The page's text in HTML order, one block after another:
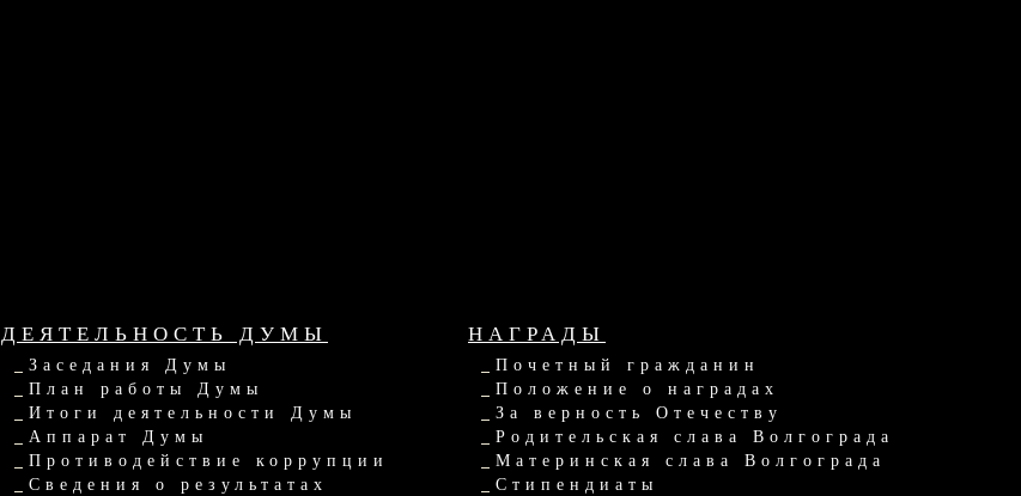
ДЕЯТЕЛЬНОСТЬ ДУМЫ
Заседания Думы
План работы Думы
Итоги деятельности Думы
Аппарат Думы
Противодействие коррупции
Сведения о результатах
НАГРАДЫ
Почетный гражданин
Положение о наградах
За верность Отечеству
Родительская слава Волгограда
Материнская слава Волгограда
Стипендиаты